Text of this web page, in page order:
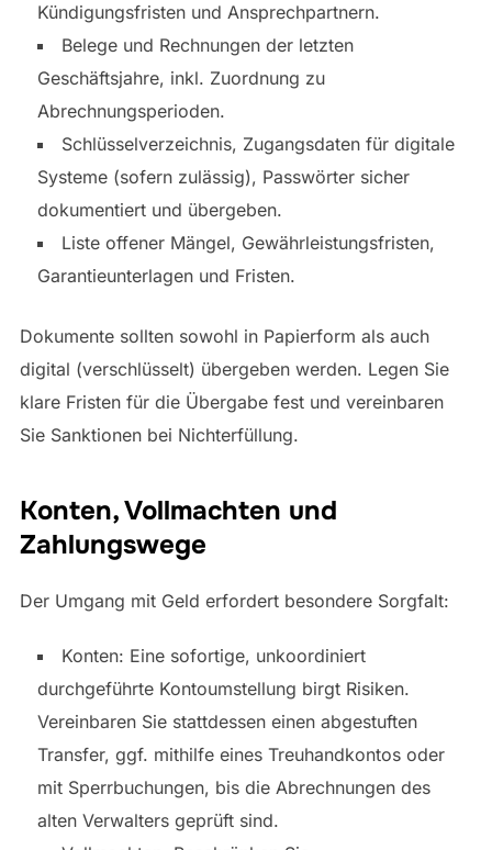
Kündigungsfristen und Ansprechpartnern.
Belege und Rechnungen der letzten
Geschäftsjahre, inkl. Zuordnung zu
Abrechnungsperioden.
Schlüsselverzeichnis, Zugangsdaten für digitale
Systeme (sofern zulässig), Passwörter sicher
dokumentiert und übergeben.
Liste offener Mängel, Gewährleistungsfristen,
Garantieunterlagen und Fristen.
Dokumente sollten sowohl in Papierform als auch
digital (verschlüsselt) übergeben werden. Legen Sie
klare Fristen für die Übergabe fest und vereinbaren
Sie Sanktionen bei Nichterfüllung.
Konten, Vollmachten und
Zahlungswege
Der Umgang mit Geld erfordert besondere Sorgfalt:
Konten: Eine sofortige, unkoordiniert
durchgeführte Kontoumstellung birgt Risiken.
Vereinbaren Sie stattdessen einen abgestuften
Transfer, ggf. mithilfe eines Treuhandkontos oder
mit Sperrbuchungen, bis die Abrechnungen des
alten Verwalters geprüft sind.